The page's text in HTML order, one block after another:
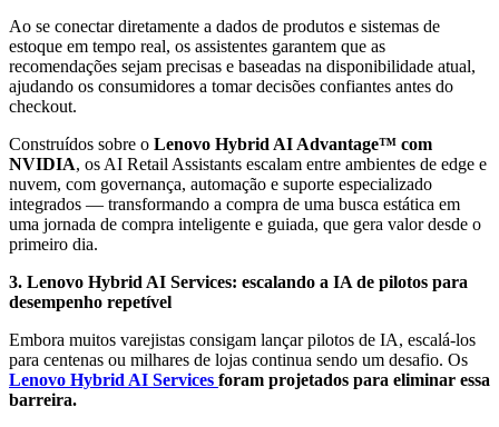
Ao se conectar diretamente a dados de produtos e sistemas de
estoque em tempo real, os assistentes garantem que as
recomendações sejam precisas e baseadas na disponibilidade atual,
ajudando os consumidores a tomar decisões confiantes antes do
checkout.
Construídos sobre o Lenovo Hybrid AI Advantage™ com
NVIDIA, os AI Retail Assistants escalam entre ambientes de edge e
nuvem, com governança, automação e suporte especializado
integrados — transformando a compra de uma busca estática em
uma jornada de compra inteligente e guiada, que gera valor desde o
primeiro dia.
3. Lenovo Hybrid AI Services: escalando a IA de pilotos para
desempenho repetível
Embora muitos varejistas consigam lançar pilotos de IA, escalá-los
para centenas ou milhares de lojas continua sendo um desafio. Os
Lenovo Hybrid AI Services foram projetados para eliminar essa
barreira.